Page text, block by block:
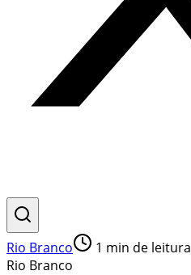
Rio Branco 1 min de leitura
Rio Branco